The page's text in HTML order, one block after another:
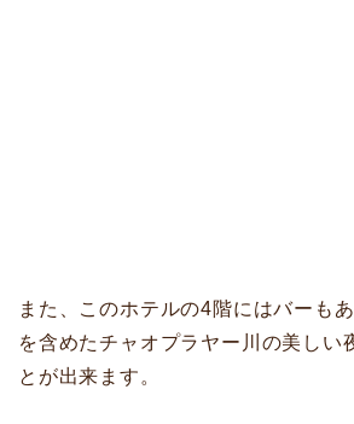
また、このホテルの4階にはバーも
を含めたチャオプラヤー川の美しい
とが出来ます。